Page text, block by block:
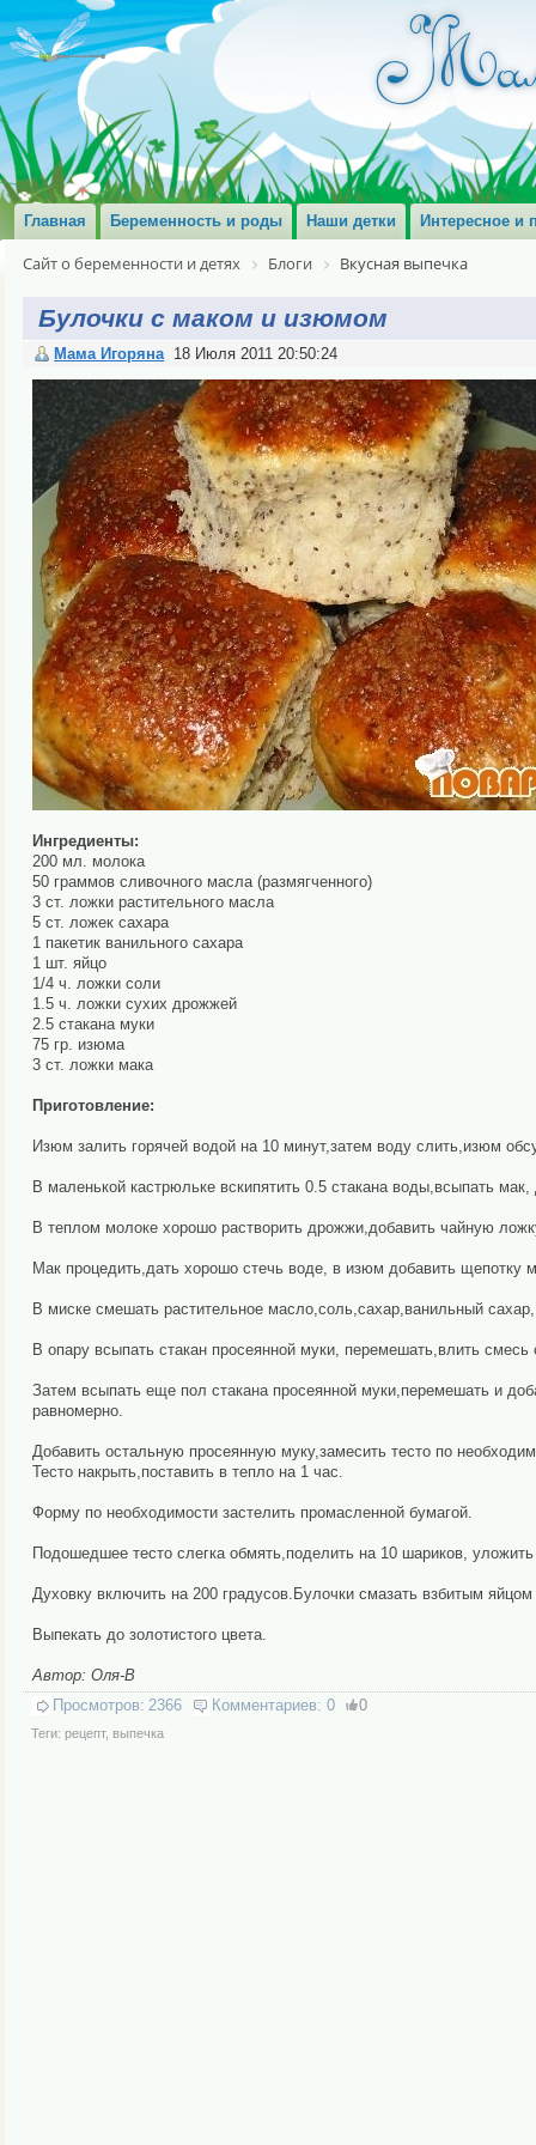
Главная Беременность и роды Наши детки Интересное и
Сайт о беременности и детях Блоги Вкусная выпечка
Булочки с маком и изюмом
Мама Игоряна 18 Июля 2011 20:50:24
Ингредиенты:
200 мл. молока
50 граммов сливочного масла (размягченного)
3 ст. ложки растительного масла
5 ст. ложек сахара
1 пакетик ванильного сахара
1 шт. яйцо
1/4 ч. ложки соли
1.5 ч. ложки сухих дрожжей
2.5 стакана муки
75 гр. изюма
3 ст. ложки мака
Приготовление:
Изюм залить горячей водой на 10 минут,затем воду слить,изюм
В маленькой кастрюльке вскипятить 0.5 стакана воды,всыпать
В теплом молоке хорошо растворить дрожжи,добавить чайную
Мак процедить,дать хорошо стечь воде, в изюм добавить щепотку
В миске смешать растительное масло,соль,сахар,ванильный
В опару всыпать стакан просеянной муки, перемешать,влить
Затем всыпать еще пол стакана просеянной муки,перемешать и
равномерно.
Добавить остальную просеянную муку,замесить тесто по
Тесто накрыть,поставить в тепло на 1 час.
Форму по необходимости застелить промасленной бумагой.
Подошедшее тесто слегка обмять,поделить на 10 шариков,
Духовку включить на 200 градусов.Булочки смазать взбитым
Выпекать до золотистого цвета.
Автор: Оля-В
Просмотров: 2366 Комментариев: 0 0
Теги: рецепт, выпечка